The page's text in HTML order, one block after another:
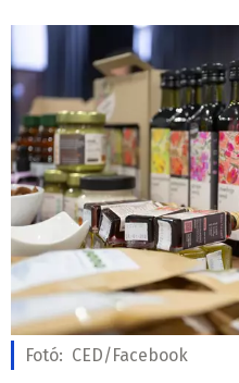
Fotó: CED/Facebook